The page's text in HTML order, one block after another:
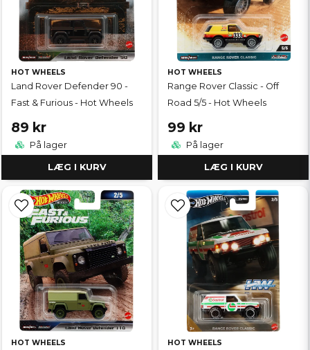
HOT WHEELS
Land Rover Defender 90 -
Fast & Furious - Hot Wheels
89 kr
På lager
LÆG I KURV
HOT WHEELS
Range Rover Classic - Off
Road 5/5 - Hot Wheels
99 kr
På lager
LÆG I KURV
HOT WHEELS HOT WHEELS